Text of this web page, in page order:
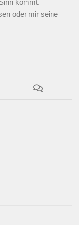
kommt.
oder mir seine